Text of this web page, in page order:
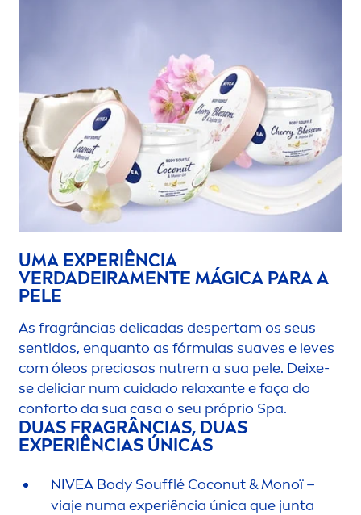
UMA EXPERIÊNCIA
VERDADEIRAMENTE MÁGICA PARA A
PELE
As fragrâncias delicadas despertam os seus
sentidos, enquanto as fórmulas suaves e leves
com óleos preciosos nutrem a sua pele. Deixe-
se deliciar num cuidado relaxante e faça do
conforto da sua casa o seu próprio Spa.
DUAS FRAGRÂNCIAS, DUAS
EXPERIÊNCIAS ÚNICAS
NIVEA Body Soufflé Coconut & Monoï –
viaje numa experiência única que junta